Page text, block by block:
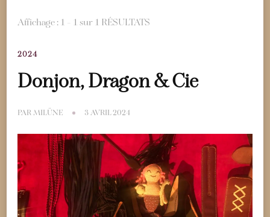
Affichage : 1 - 1 sur 1 RÉSULTATS
2024
Donjon, Dragon & Cie
PAR MILÜNE 3 AVRIL 2024